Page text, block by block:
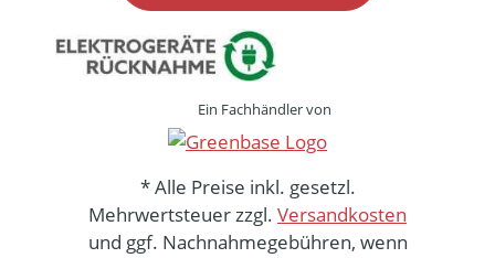
Ein Fachhändler von
* Alle Preise inkl. gesetzl.
Mehrwertsteuer zzgl. Versandkosten
und ggf. Nachnahmegebühren, wenn